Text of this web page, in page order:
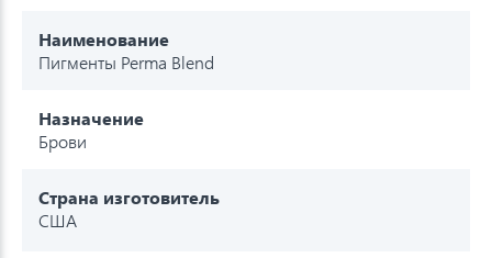
Наименование
Пигменты Perma Blend
Назначение
Брови
Страна изготовитель
США